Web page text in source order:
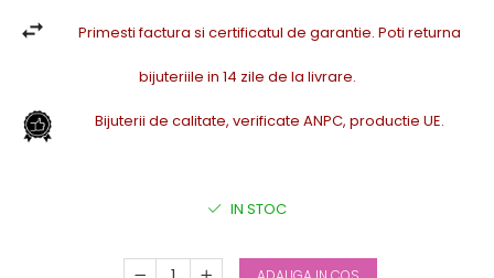
Primesti factura si certificatul de garantie. Poti returna
bijuteriile in 14 zile de la livrare.
Bijuterii de calitate, verificate ANPC, productie UE.
IN STOC